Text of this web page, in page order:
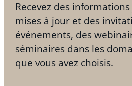
Recevez des
mises à jour et des
événements, des
séminaires dans les
que vous avez choisis.